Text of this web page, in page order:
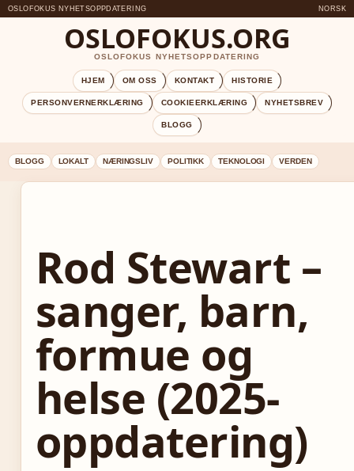
OSLOFOKUS NYHETSOPPDATERING NORSK
OSLOFOKUS.ORG
OSLOFOKUS NYHETSOPPDATERING
HJEM OM OSS KONTAKT HISTORIE
PERSONVERNERKLÆRING COOKIEERKLÆRING NYHETSBREV
BLOGG
BLOGG LOKALT NÆRINGSLIV POLITIKK TEKNOLOGI VERDEN
Rod Stewart –
sanger, barn,
formue og
helse (2025-
oppdatering)